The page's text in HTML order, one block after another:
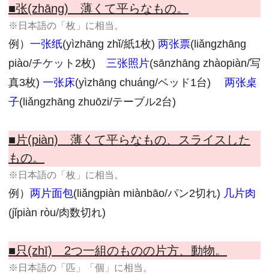
■张(zhāng) 薄くて平らなもの。
※日本語の「枚」に相当。
例） 一张纸(yìzhāng zhǐ/紙1枚) 两张票(liǎngzhāng
piào/チケット2枚) 三张照片(sānzhāng zhàopiàn/写
真3枚) 一张床(yìzhāng chuáng/ベッド1台) 两张桌
子(liǎngzhāng zhuōzi/テーブル2台)
■片(piàn) 薄くて平らなもの、スライスした
もの。
※日本語の「枚」に相当。
例） 两片面包(liǎngpiàn miànbāo/パン2切れ) 几片肉
(jǐpiàn ròu/肉数切れ)
■只(zhī) 2つ一組のものの片方、動物。
※日本語の「匹」「個」に相当。